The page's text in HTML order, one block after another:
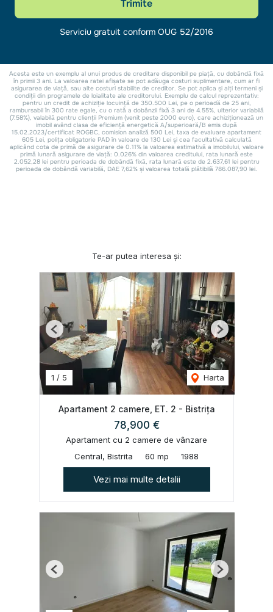
Te-ar putea interesa și:
1 / 5 Harta
Previous Next
Apartament 2 camere, ET. 2 - Bistrița
78,900 €
Apartament cu 2 camere de vânzare
Central, Bistrita
60 mp 1988
Vezi mai multe detalii
Previous Next